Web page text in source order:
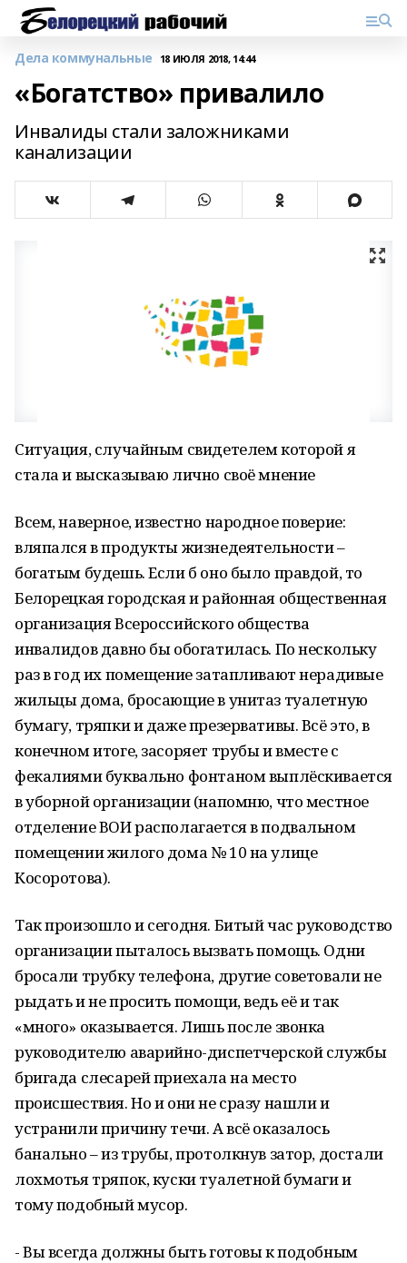
Дела коммунальные 18 ИЮЛЯ 2018, 14:44
«Богатство» привалило
Инвалиды стали заложниками
канализации
Ситуация, случайным свидетелем которой я
стала и высказываю лично своё мнение
Всем, наверное, известно народное поверие:
вляпался в продукты жизнедеятельности –
богатым будешь. Если б оно было правдой, то
Белорецкая городская и районная общественная
организация Всероссийского общества
инвалидов давно бы обогатилась. По нескольку
раз в год их помещение затапливают нерадивые
жильцы дома, бросающие в унитаз туалетную
бумагу, тряпки и даже презервативы. Всё это, в
конечном итоге, засоряет трубы и вместе с
фекалиями буквально фонтаном выплёскивается
в уборной организации (напомню, что местное
отделение ВОИ располагается в подвальном
помещении жилого дома № 10 на улице
Косоротова).
Так произошло и сегодня. Битый час руководство
организации пыталось вызвать помощь. Одни
бросали трубку телефона, другие советовали не
рыдать и не просить помощи, ведь её и так
«много» оказывается. Лишь после звонка
руководителю аварийно-диспетчерской службы
бригада слесарей приехала на место
происшествия. Но и они не сразу нашли и
устранили причину течи. А всё оказалось
банально – из трубы, протолкнув затор, достали
лохмотья тряпок, куски туалетной бумаги и
тому подобный мусор.
- Вы всегда должны быть готовы к подобным